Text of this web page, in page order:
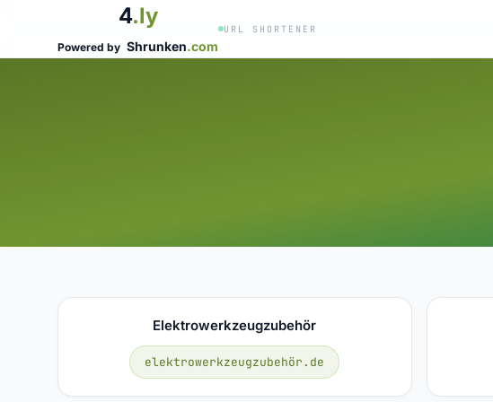
4.ly
Powered by Shrunken.com
URL SHORTENER
Elektrowerkzeugzubehör
elektrowerkzeugzubehör.de